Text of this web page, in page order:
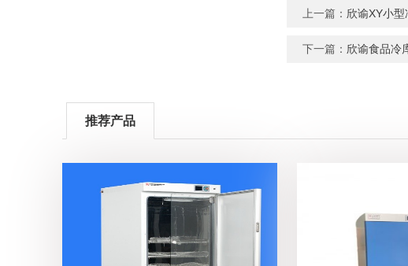
上一篇： 欣谕XY小型
下一篇： 欣谕食品冷
推荐产品